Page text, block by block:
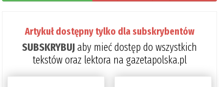
Artykuł dostępny tylko dla subskrybentów
SUBSKRYBUJaby mieć dostęp do wszystkich
tekstów oraz lektora na gazetapolska.pl